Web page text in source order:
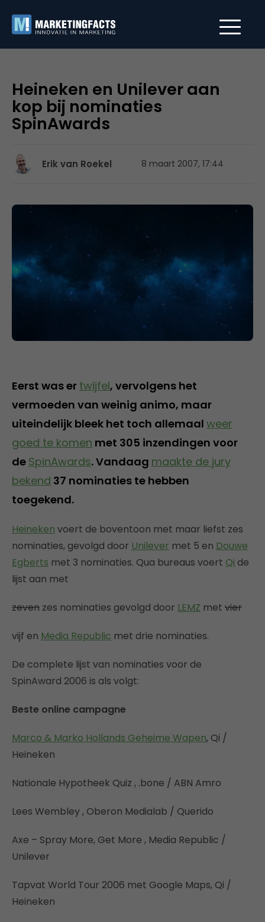
Heineken en Unilever aan
kop bij nominaties
SpinAwards
Erik van Roekel 8 maart 2007, 17:44
Eerst was er twijfel, vervolgens het
vermoeden van weinig animo, maar
uiteindelijk bleek het toch allemaal weer
goed te komen met 305 inzendingen voor
de SpinAwards. Vandaag maakte de jury
bekend 37 nominaties te hebben
toegekend.
Heineken voert de boventoon met maar liefst zes
nominaties, gevolgd door Unilever met 5 en Douwe
Egberts met 3 nominaties. Qua bureaus voert Qi de
lijst aan met
zeven zes nominaties gevolgd door LEMZ met vier
vijf en Media Republic met drie nominaties.
De complete lijst van nominaties voor de
SpinAward 2006 is als volgt:
Beste online campagne
Marco & Marko Hollands Geheime Wapen, Qi /
Heineken
Nationale Hypotheek Quiz , .bone / ABN Amro
Lees Wembley , Oberon Medialab / Querido
Axe – Spray More, Get More , Media Republic /
Unilever
Tapvat World Tour 2006 met Google Maps, Qi /
Heineken